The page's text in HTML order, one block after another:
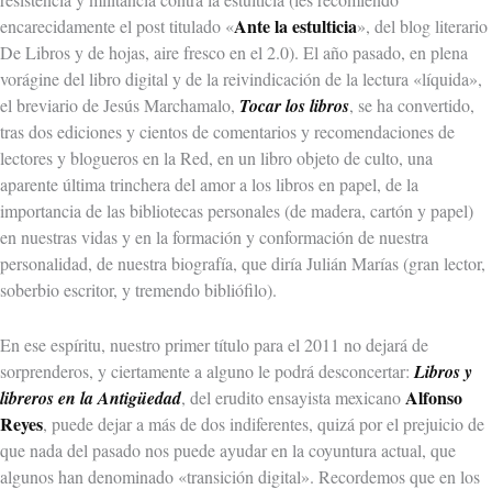
encarecidamente el post titulado «Ante la estulticia», del blog literario
De Libros y de hojas, aire fresco en el 2.0). El año pasado, en plena
vorágine del libro digital y de la reivindicación de la lectura «líquida»,
el breviario de Jesús Marchamalo, Tocar los libros, se ha convertido,
tras dos ediciones y cientos de comentarios y recomendaciones de
lectores y blogueros en la Red, en un libro objeto de culto, una
aparente última trinchera del amor a los libros en papel, de la
importancia de las bibliotecas personales (de madera, cartón y papel)
en nuestras vidas y en la formación y conformación de nuestra
personalidad, de nuestra biografía, que diría Julián Marías (gran lector,
soberbio escritor, y tremendo bibliófilo).
En ese espíritu, nuestro primer título para el 2011 no dejará de
sorprenderos, y ciertamente a alguno le podrá desconcertar: Libros y
libreros en la Antigüedad, del erudito ensayista mexicano Alfonso
Reyes, puede dejar a más de dos indiferentes, quizá por el prejuicio de
que nada del pasado nos puede ayudar en la coyuntura actual, que
algunos han denominado «transición digital». Recordemos que en los